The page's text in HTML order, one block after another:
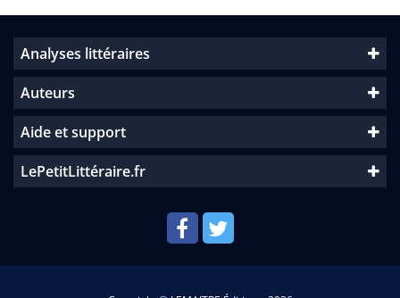
Analyses littéraires
Auteurs
Aide et support
LePetitLittéraire.fr